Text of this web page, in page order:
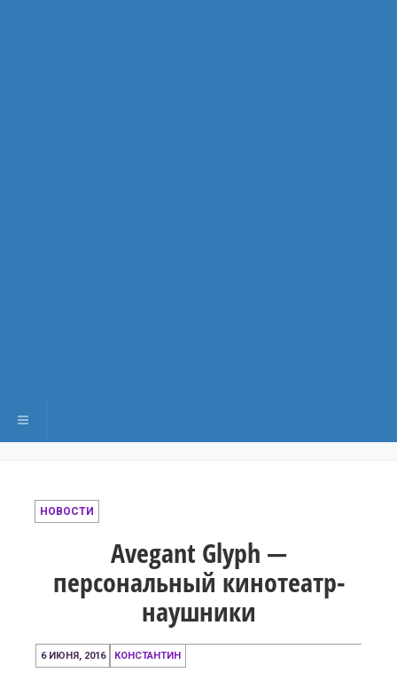
Переключить навигацию
НОВОСТИ
Avegant Glyph —
персональный кинотеатр-
наушники
6 ИЮНЯ, 2016
10
декабря,
КОНСТАНТИН